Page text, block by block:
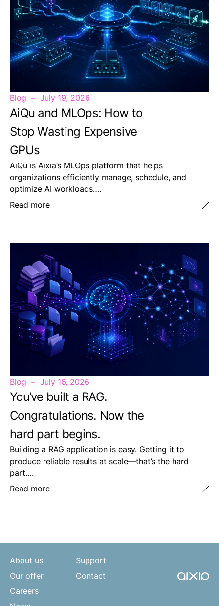
Blog July 19, 2026
AiQu and MLOps: How to
Stop Wasting Expensive
GPUs
AiQu is Aixia’s MLOps platform that helps
organizations efficiently manage, schedule, and
optimize AI workloads….
Read more
Blog July 16, 2026
You’ve built a RAG.
Congratulations. Now the
hard part begins.
Building a RAG application is easy. Getting it to
produce reliable results at scale—that’s the hard
part….
Read more
About us
Our offer
Careers
Support
Contact